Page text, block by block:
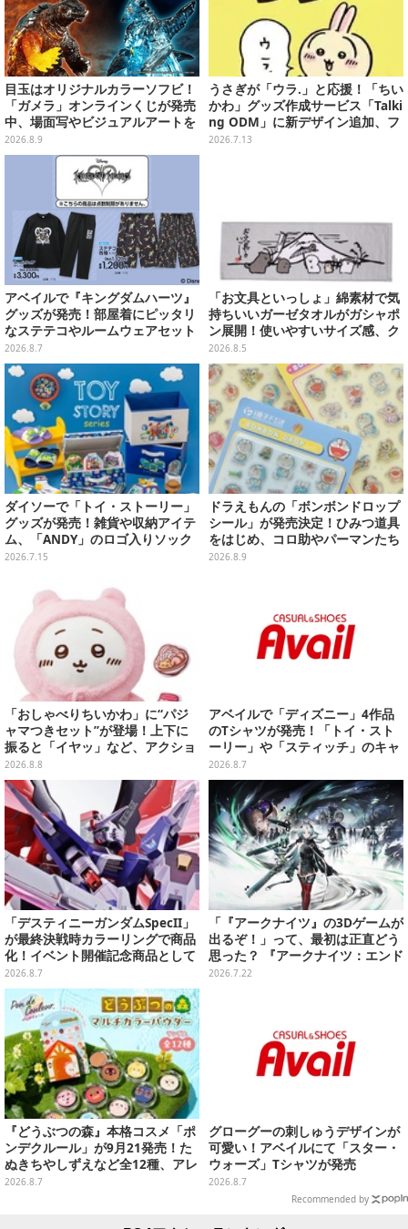
目玉はオリジナルカラーソフビ！
「ガメラ」オンラインくじが発売
中、場面写やビジュアルアートを
使用した豪華賞品をラインナップ
2026.8.9
うさぎが「ウラ.」と応援！「ちい
かわ」グッズ作成サービス「Talki
ng ODM」に新デザイン追加、フ
ェイスタオルやTシャツなどライ
2026.7.13
アベイルで『キングダムハーツ』
グッズが発売！部屋着にピッタリ
なステテコやルームウェアセット
2026.8.7
「お文具といっしょ」綿素材で気
持ちいいガーゼタオルがガシャポ
ン展開！使いやすいサイズ感、ク
ールな和柄や可愛らしいお寿司な
ど全4種
2026.8.5
ダイソーで「トイ・ストーリー」
グッズが発売！雑貨や収納アイテ
ム、「ANDY」のロゴ入りソック
スは文字から彼の成長を感じられ
2026.7.15
ドラえもんの「ボンボンドロップ
シール」が発売決定！ひみつ道具
をはじめ、コロ助やパーマンたち
「藤子・F・不二雄」キャラも収
2026.8.9
「おしゃべりちいかわ」に“パジ
ャマつきセット”が登場！上下に
振ると「イヤッ」など、アクショ
ンに応じて喋ってくれる
2026.8.8
アベイルで「ディズニー」4作品
のTシャツが発売！「トイ・スト
ーリー」や「スティッチ」のキャ
ラを刺しゅうでデザイン
2026.8.7
「デスティニーガンダムSpecII」
が最終決戦時カラーリングで商品
化！イベント開催記念商品として
METAL ROBOT魂に新登場
2026.8.7
「『アークナイツ』の3Dゲームが
出るぞ！」って、最初は正直どう
思った？ 『アークナイツ：エンド
フィールド』リリース半年を機
2026.7.22
『どうぶつの森』本格コスメ「ポ
ンデクルール」が9月21発売！た
ぬきちやしずえなど全12種、アレ
ンジできるリアクションシールも
2026.8.7
グローグーの刺しゅうデザインが
可愛い！アベイルにて「スター・
ウォーズ」Tシャツが発売
2026.8.7
Recommended by